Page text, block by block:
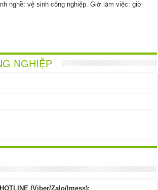
nghề: vệ sinh công nghiệp. Giờ làm việc: giờ
NGHIỆP
HOTLINE (Viber/Zalo/Imess):